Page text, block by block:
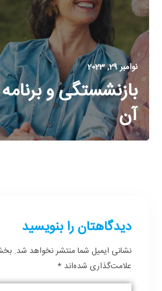
نوامبر 29, 2023
بازنشستگی و
آن
دیدگاهتان را بنویسید
نشانی ایمیل شما منتشر نخواهد شد.
علامت‌گذاری شده‌اند*